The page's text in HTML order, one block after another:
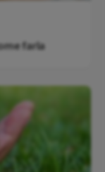
farla